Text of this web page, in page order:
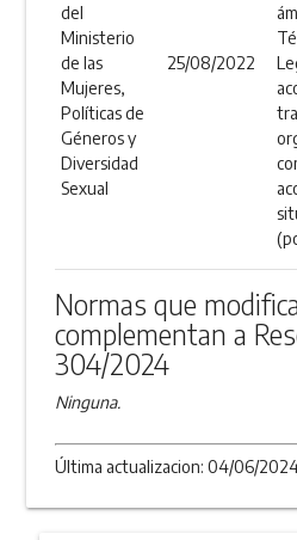
del
Ministerio
de las
Mujeres,
Políticas de
Géneros y
Diversidad
Sexual
25/08/2022
Normas que
complementan a
304/2024
Ninguna.
Última actualizacion: 04/06/